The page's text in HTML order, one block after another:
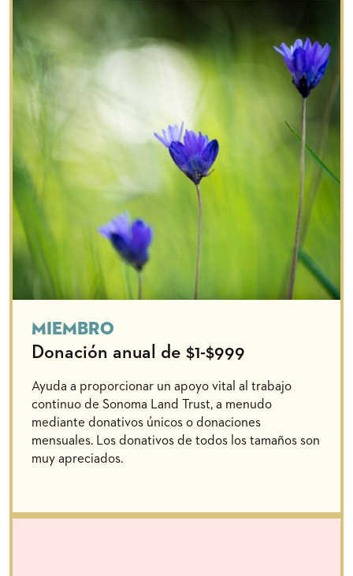
Miembro
Donación anual de $1-$999
Ayuda a proporcionar un apoyo vital al trabajo
continuo de Sonoma Land Trust, a menudo
mediante donativos únicos o donaciones
mensuales. Los donativos de todos los tamaños son
muy apreciados.